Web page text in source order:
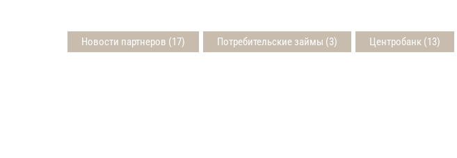
Новости партнеров (17) Потребительские займы (3) Центробанк (13)